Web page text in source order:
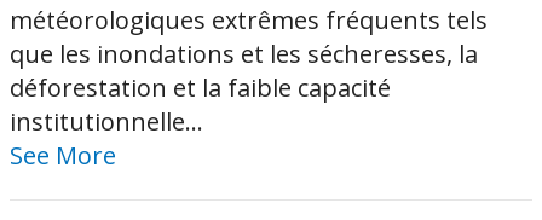
météorologiques extrêmes fréquents tels
que les inondations et les sécheresses, la
déforestation et la faible capacité
institutionnelle...
See More